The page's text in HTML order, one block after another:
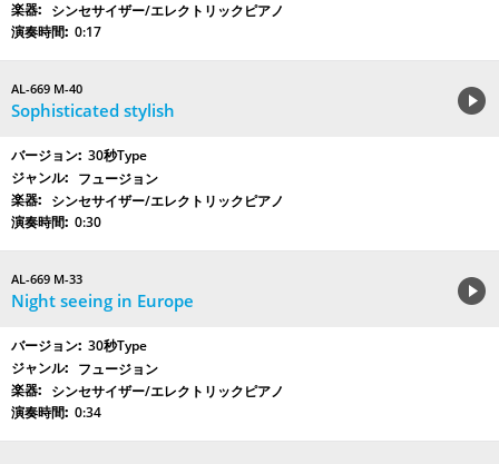
シンセサイザー/エレクトリックピアノ
0:17
AL-669 M-40
Sophisticated stylish
30秒Type
フュージョン
シンセサイザー/エレクトリックピアノ
0:30
AL-669 M-33
Night seeing in Europe
30秒Type
フュージョン
シンセサイザー/エレクトリックピアノ
0:34